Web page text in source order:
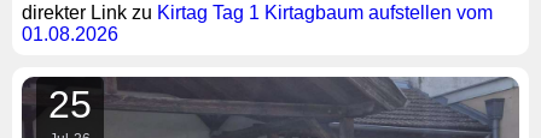
direkter Link zu Kirtag Tag 1 Kirtagbaum aufstellen vom
01.08.2026
25